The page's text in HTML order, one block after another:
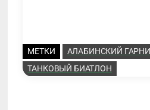
МЕТКИ
АЛАБИНСКИЙ
ТАНКОВЫЙ БИАТЛОН